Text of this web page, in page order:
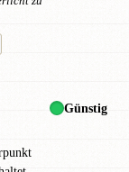
Günstig